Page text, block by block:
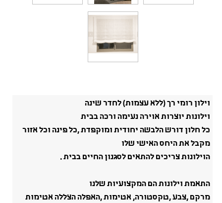
וילון רומי רך (ללא עצמות) לחדר שינה
וילונות יוצרות אוירה נעימה ורכה בבית
כל חלון דורש הלבשה יחודית ומוקפדת ,כל פינה וכל אזור
מקבל את היחס האישי שלו
הוילונות צריכים להתאים לסגנון החיים בבית .
התאמת וילונות הם המקצועיות שלנו
מרקם ,צבע ,טקסטורה, אטימות ,האפלה הצללה אטימות